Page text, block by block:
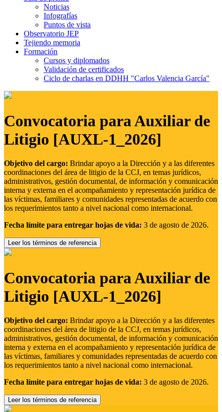
Noticias
Infografías
Puntos de vista
Observatorio JEP
Tejiendo memoria
Formación
Cursos y diplomados
Validación de certificados
Ciclo de charlas en DDHH "Carlos Valencia García"
Convocatoria para Auxiliar de
Litigio [AUXL-1_2026]
Objetivo del cargo: Brindar apoyo a la Dirección y a las diferentes
coordinaciones del área de litigio de la CCJ, en temas jurídicos,
administrativos, gestión documental, de información y comunicación
interna y externa en el acompañamiento y representación jurídica de
las víctimas, familiares y comunidades representadas de acuerdo con
los requerimientos tanto a nivel nacional como internacional.
Fecha límite para entregar hojas de vida: 3 de agosto de 2026.
Leer los términos de referencia
Convocatoria para Auxiliar de
Litigio [AUXL-1_2026]
Objetivo del cargo: Brindar apoyo a la Dirección y a las diferentes
coordinaciones del área de litigio de la CCJ, en temas jurídicos,
administrativos, gestión documental, de información y comunicación
interna y externa en el acompañamiento y representación jurídica de
las víctimas, familiares y comunidades representadas de acuerdo con
los requerimientos tanto a nivel nacional como internacional.
Fecha límite para entregar hojas de vida: 3 de agosto de 2026.
Leer los términos de referencia